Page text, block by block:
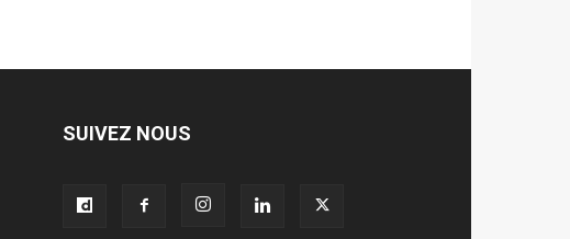
SUIVEZ NOUS